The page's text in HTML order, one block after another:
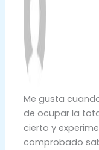
Me gusta
de ocupar la
cierto y
comprobado